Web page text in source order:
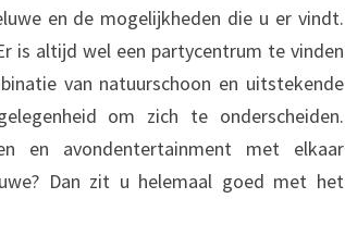
en de mogelijkheden die u er vindt.
is altijd wel een partycentrum te vinden
van natuurschoon en uitstekende
om zich te onderscheiden.
en avondentertainment met elkaar
Dan zit u helemaal goed met het